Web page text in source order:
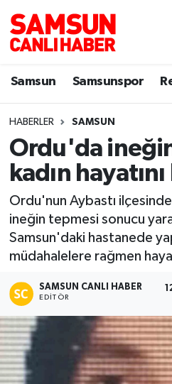
Samsun Samsunspor
HABERLER SAMSUN
Ordu'da
kadın
Ordu'nun Aybastı
ineğin tepmesi sonucu
Samsun'daki hastanede
müdahalelere rağmen
SAMSUN CANLI HABER
EDITÖR
Samsun
Sokak Röportajları
Genel
Dünya
Eğitim
Manşet Haberi
Samsun Nöbetçi
Samsun Hava Durumu
Samsun Namaz Vakitleri
Samsun Trafik Yoğunluk
Süper Lig Puan
Tüm Manşetler